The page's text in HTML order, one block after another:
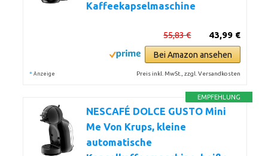
Kaffeekapselmaschine
43,99 €
55,83 €
Bei Amazon ansehen
* Anzeige Preis inkl. MwSt., zzgl. Versandkosten
EMPFEHLUNG
NESCAFÉ DOLCE GUSTO Mini
Me Von Krups, kleine
automatische